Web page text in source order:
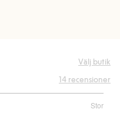
Välj butik
Stor
14 recensioner